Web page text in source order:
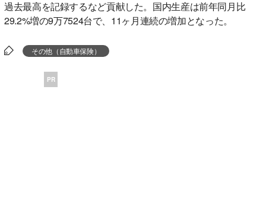
過去最高を記録するなど貢献した。国内生産は前年同月比
29.2%増の9万7524台で、11ヶ月連続の増加となった。
その他（自動車保険）
PR